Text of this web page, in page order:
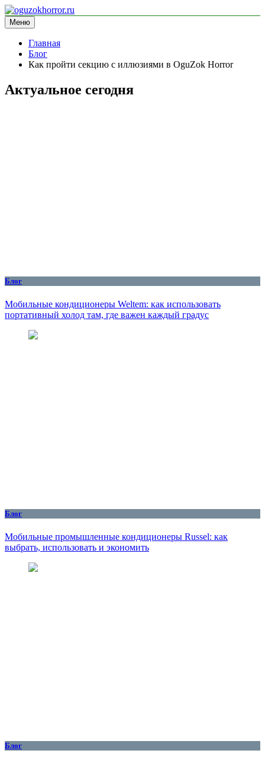
Перейти
к
содержимому
oguzokhorror.ru
информационный сайт
Меню
Главная
Блог
Как пройти секцию с иллюзиями в OguZok Horror
Актуальное сегодня
Блог
Мобильные кондиционеры Weltem: как использовать
портативный холод там, где важен каждый градус
Блог
Мобильные промышленные кондиционеры Russel: как
выбрать, использовать и экономить
Блог